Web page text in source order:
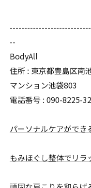
--
BodyAll
住所 : 東京都豊島区南
マンション池袋803
電話番号 : 090-8225-
パーソナルケアができ
もみほぐし整体でリラ